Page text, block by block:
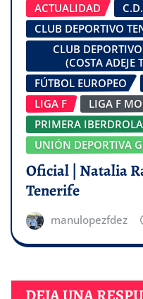
ACTUALIDAD
CLUB DEPORTIVO
CLUB
(COSTA ADEJE
FÚTBOL EUROPEO
LIGA F
LIGA F
PRIMERA IBERDROLA
UNIÓN DEPORTIVA
Oficial | Natalia
Tenerife
manulopezfdez